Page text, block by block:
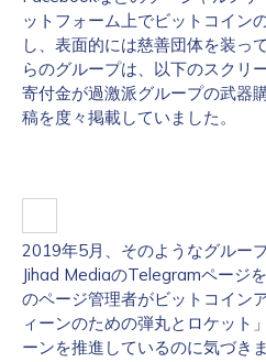
ットフォーム上でビットコイン
し、表面的には慈善団体を装っ
らのグループは、以下のスクリ
寄付金が過激派グループの武器
稿を度々掲載していました。
2019年5月、そのようなグルー
Jihad MediaのTelegramページ
のページ管理者がビットコイン
ィーンのための弾丸とロケット
ーンを推進しているのに気づき